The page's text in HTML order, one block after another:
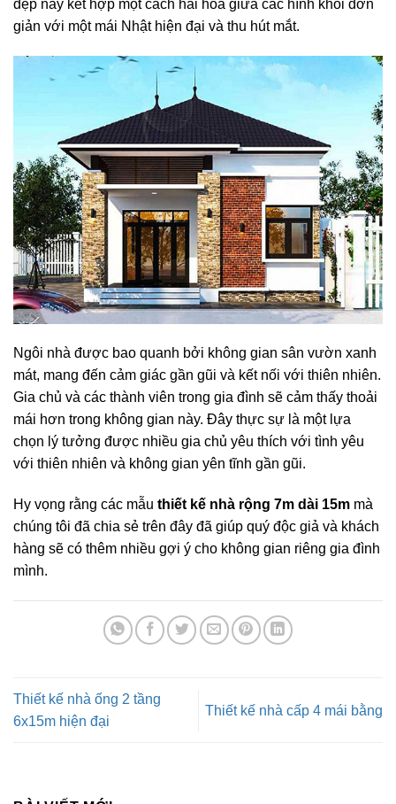
đẹp này kết hợp một cách hài hòa giữa các hình khối đơn
giản với một mái Nhật hiện đại và thu hút mắt.
Ngôi nhà được bao quanh bởi không gian sân vườn xanh
mát, mang đến cảm giác gần gũi và kết nối với thiên nhiên.
Gia chủ và các thành viên trong gia đình sẽ cảm thấy thoải
mái hơn trong không gian này. Đây thực sự là một lựa
chọn lý tưởng được nhiều gia chủ yêu thích với tình yêu
với thiên nhiên và không gian yên tĩnh gần gũi.
Hy vọng rằng các mẫu thiết kế nhà rộng 7m dài 15m mà
chúng tôi đã chia sẻ trên đây đã giúp quý độc giả và khách
hàng sẽ có thêm nhiều gợi ý cho không gian riêng gia đình
mình.
Thiết kế nhà ống 2 tầng
6x15m hiện đại
Thiết kế nhà cấp 4 mái bằng